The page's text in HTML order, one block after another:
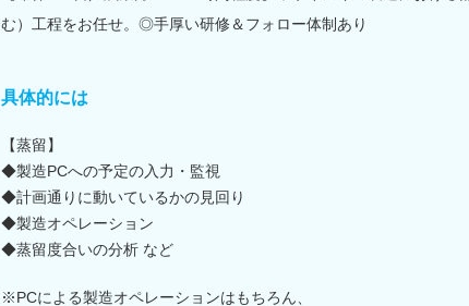
む）工程をお任せ。◎手厚い研修＆フォロー体制あり
具体的には
【蒸留】
◆製造PCへの予定の入力・監視
◆計画通りに動いているかの見回り
◆製造オペレーション
◆蒸留度合いの分析 など
※PCによる製造オペレーションはもちろん、